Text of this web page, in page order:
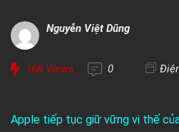
Nguyễn Việt Dũng
168 Views 0
Apple tiếp tục giữ vững vị thế